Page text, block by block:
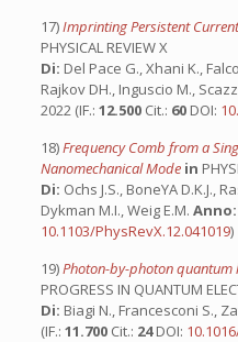
17)Imprinting Persistent
PHYSICAL REVIEW X
Di: Del Pace G., Xhani K.,
Rajkov DH., Inguscio M.,
2022 (IF.: 12.500 Cit.: 60 DOI:
18)Frequency Comb from a
Nanomechanical Mode in
Di: Ochs J.S., BoneYA D.K.J.,
Dykman M.I., Weig E.M. Anno:
10.1103/PhysRevX.12.041019)
19)Photon-by-photon quantum
PROGRESS IN QUANTUM
Di: Biagi N., Francesconi S.,
(IF.: 11.700 Cit.: 24DOI: